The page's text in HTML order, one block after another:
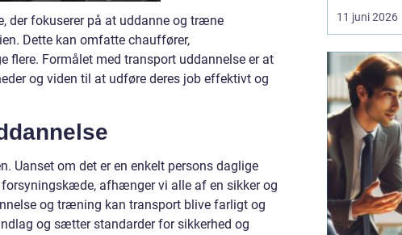
der fokuserer på at uddanne og træne
Dette kan omfatte chauffører,
flere. Formålet med transport uddannelse er at
og viden til at udføre deres job effektivt og
Uanset om det er en enkelt persons daglige
afhænger vi alle af en sikker og
og træning kan transport blive farligt og
og sætter standarder for sikkerhed og
arrangører
skal
der
svejsning,
11 juni 2026